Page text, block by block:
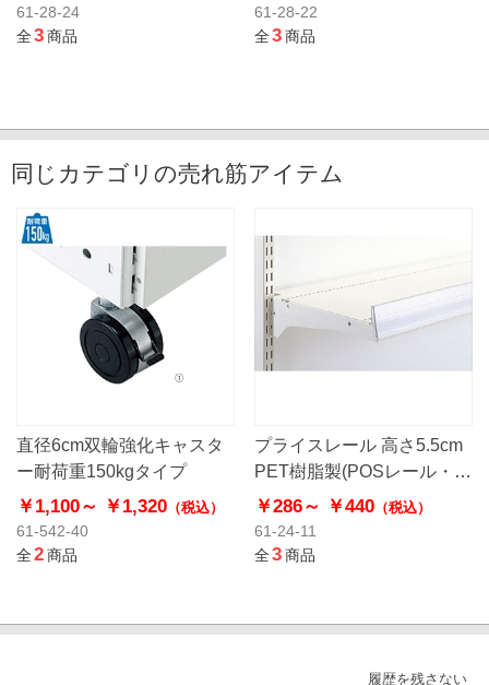
61-28-24
全3商品
61-28-22
全3商品
同じカテゴリの売れ筋アイテム
直径6cm双輪強化キャスタ
ー耐荷重150kgタイプ
￥1,100～ ￥1,320 （税込）
61-542-40
全2商品
プライスレール 高さ5.5cm
PET樹脂製(POSレール・棚
用こぼれ止め)
￥286～ ￥440（税込）
61-24-11
全3商品
履歴を残さない